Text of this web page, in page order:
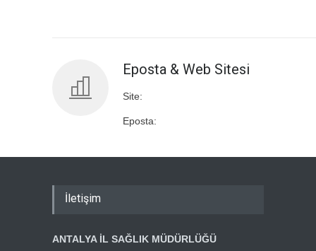
Eposta & Web Sitesi
Site:
Eposta:
İletişim
ANTALYA İL SAĞLIK MÜDÜRLÜĞÜ